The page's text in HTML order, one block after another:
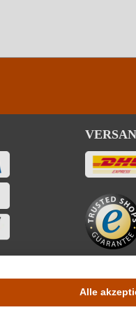
Produzioni Vini s.r.l.,
Alle